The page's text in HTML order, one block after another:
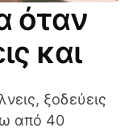
όταν
και
ξοδεύεις
από 40